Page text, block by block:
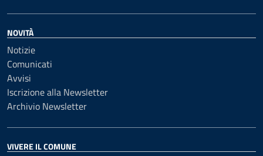
NOVITÀ
Notizie
Comunicati
Avvisi
Iscrizione alla Newsletter
Archivio Newsletter
VIVERE IL COMUNE